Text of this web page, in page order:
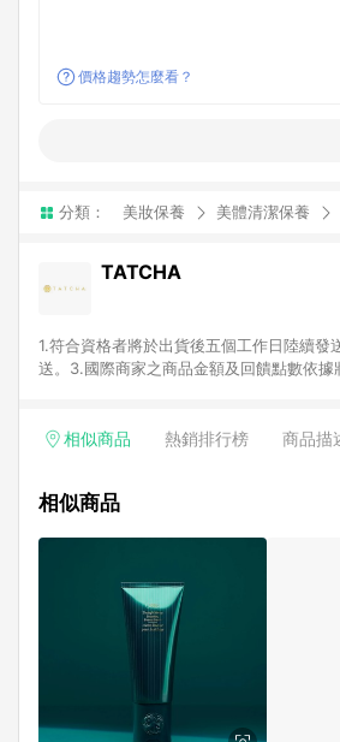
價格趨勢怎麼看？
分類： 美妝保養 美體清潔保養
TATCHA
1.符合資格者將於出貨後五個工作日陸續
送。3.國際商家之商品金額及回饋點數依
格。相似商品 熱銷排行榜 商品描
相似商品